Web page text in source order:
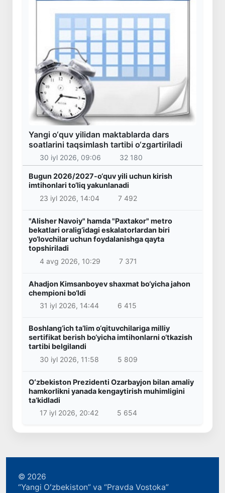
Yangi o‘quv yilidan maktablarda dars
soatlarini taqsimlash tartibi o‘zgartiriladi
30 iyl 2026, 09:06 32 180
Bugun 2026/2027-o‘quv yili uchun kirish
imtihonlari to‘liq yakunlanadi
23 iyl 2026, 14:04
7 492
"Alisher Navoiy" hamda "Paxtakor" metro
bekatlari oralig‘idagi eskalatorlardan biri
yo‘lovchilar uchun foydalanishga qayta
topshiriladi
4 avg 2026, 10:29
7 371
Ahadjon Kimsanboyev shaxmat bo‘yicha jahon
chempioni bo‘ldi
31 iyl 2026, 14:44
6 415
Boshlang‘ich ta’lim o‘qituvchilariga milliy
sertifikat berish bo‘yicha imtihonlarni o‘tkazish
tartibi belgilandi
30 iyl 2026, 11:58
5 809
Oʻzbekiston Prezidenti Ozarbayjon bilan amaliy
hamkorlikni yanada kengaytirish muhimligini
taʼkidladi
17 iyl 2026, 20:42
5 654
© 2026
“Yangi Oʻzbekiston” va “Pravda Vostoka”